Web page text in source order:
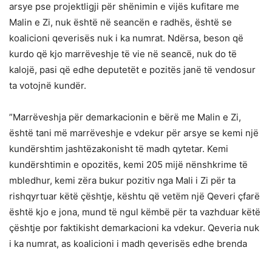
arsye pse projektligji për shënimin e vijës kufitare me
Malin e Zi, nuk është në seancën e radhës, është se
koalicioni qeverisës nuk i ka numrat. Ndërsa, beson që
kurdo që kjo marrëveshje të vie në seancë, nuk do të
kalojë, pasi që edhe deputetët e pozitës janë të vendosur
ta votojnë kundër.
”Marrëveshja për demarkacionin e bërë me Malin e Zi,
është tani më marrëveshje e vdekur për arsye se kemi një
kundërshtim jashtëzakonisht të madh qytetar. Kemi
kundërshtimin e opozitës, kemi 205 mijë nënshkrime të
mbledhur, kemi zëra bukur pozitiv nga Mali i Zi për ta
rishqyrtuar këtë çështje, kështu që vetëm një Qeveri çfarë
është kjo e jona, mund të ngul këmbë për ta vazhduar këtë
çështje por faktikisht demarkacioni ka vdekur. Qeveria nuk
i ka numrat, as koalicioni i madh qeverisës edhe brenda